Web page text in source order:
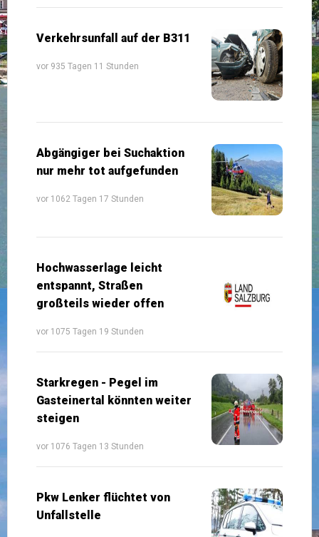
Verkehrsunfall auf der B311
vor 935 Tagen 11 Stunden
Abgängiger bei Suchaktion
nur mehr tot aufgefunden
vor 1062 Tagen 17 Stunden
Hochwasserlage leicht
entspannt, Straßen
großteils wieder offen
vor 1075 Tagen 19 Stunden
Starkregen - Pegel im
Gasteinertal könnten weiter
steigen
vor 1076 Tagen 13 Stunden
Pkw Lenker flüchtet von
Unfallstelle